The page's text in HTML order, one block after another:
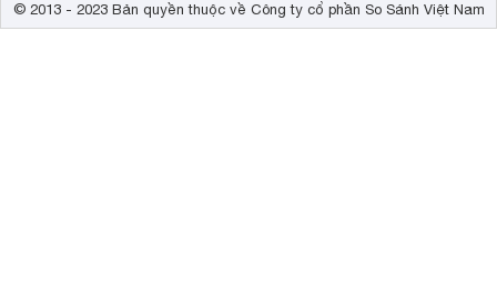
© 2013 - 2023 Bản quyền thuộc về Công ty cổ phần So Sánh Việt Nam